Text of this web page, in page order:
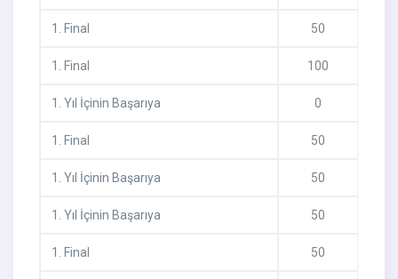
1 . Final 50
1 . Final 100
1 . Yıl İçinin Başarıya 0
1 . Final 50
1 . Yıl İçinin Başarıya 50
1 . Yıl İçinin Başarıya 50
1 . Final 50